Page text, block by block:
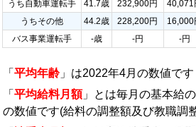
うち自動車運転手
41.7歳 232,900円 40,071
うちその他
44.2歳 228,200円 16,000
バス事業運転手
-歳 -円 -円
「 平均年齢 」は2022年4月の数値です
「 平均給料月額」とは毎月の基本給
の数値です(給料の調整額及び教職調